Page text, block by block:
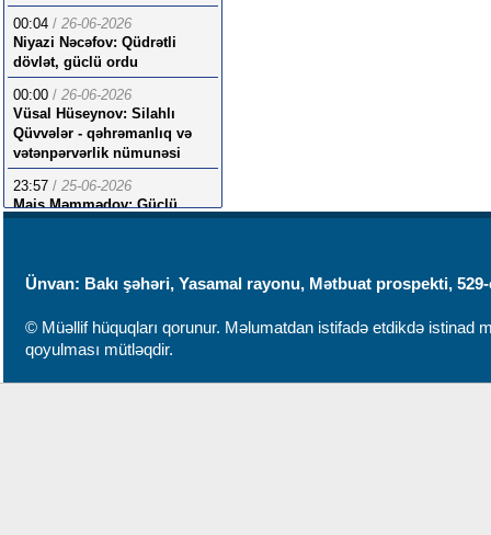
00:04 / 26-06-2026
Niyazi Nəcəfov: Qüdrətli
dövlət, güclü ordu
00:00 / 26-06-2026
Vüsal Hüseynov: Silahlı
Qüvvələr - qəhrəmanlıq və
vətənpərvərlik nümunəsi
23:57 / 25-06-2026
Mais Məmmədov: Güclü
Ünvan: Bakı şəhəri, Yasamal rayonu, Mətbuat prospekti,
© Müəllif hüquqları qorunur. Məlumatdan istifadə etdikdə istinad
qoyulması mütləqdir.